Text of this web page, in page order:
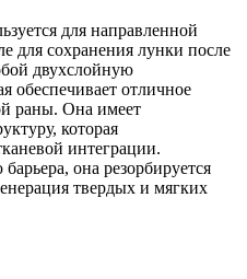
для направленной
для сохранения лунки после
двухслойную
обеспечивает отличное
раны. Она имеет
которая
интеграции.
она резорбируется
твердых и мягких